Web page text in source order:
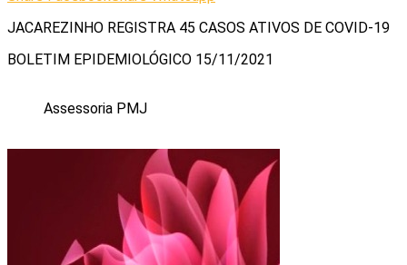
JACAREZINHO REGISTRA 45 CASOS ATIVOS DE COVID-19
BOLETIM EPIDEMIOLÓGICO 15/11/2021
Assessoria PMJ